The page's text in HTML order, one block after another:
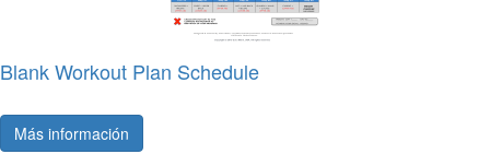
Blank Workout Plan Schedule
Más información